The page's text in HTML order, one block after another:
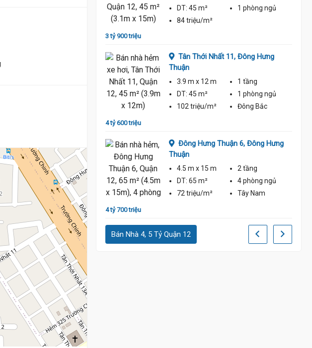
Thới Nhất 8,
x 12 m
1 tầng
1 phòngngủ
triệu/m²
Đông Bắc
3 tỷ 900 triệu
DT: 45 m² 1 phòng ngủ
84 triệu/m²
4 tỷ 600 triệu
Tân Thới Nhất 11, Đông Hưng
Thuận
3.9 m x 12 m
1 tầng
DT: 45 m² 1 phòng ngủ
102 triệu/m²
Đông Bắc
4 tỷ 700 triệu
Đông Hưng Thuận 6, Đông Hưng
Thuận
4.5 m x 15 m
2 tầng
DT: 65 m² 4 phòng ngủ
72 triệu/m²
Tây Nam
Bán Nhà 4, 5 Tỷ Quận 12